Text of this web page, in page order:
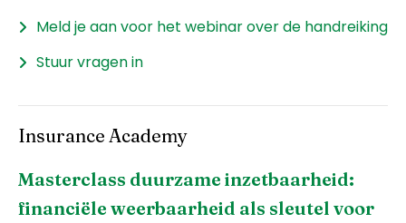
Meld je aan voor het webinar over de handreiking
Stuur vragen in
Insurance Academy
Masterclass duurzame inzetbaarheid:
financiële weerbaarheid als sleutel voor